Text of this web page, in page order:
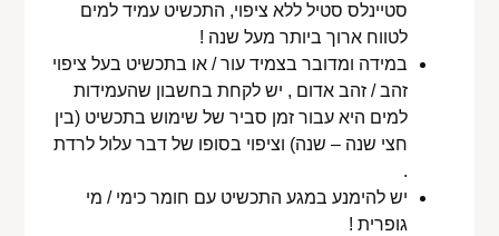
סטיינלס סטיל ללא ציפוי, התכשיט עמיד למים
לטווח ארוך ביותר מעל שנה !
במידה ומדובר בצמיד עור / או בתכשיט בעל ציפוי
זהב / זהב אדום , יש לקחת בחשבון שהעמידות
למים היא עבור זמן סביר של שימוש בתכשיט (בין
חצי שנה – שנה) וציפוי בסופו של דבר עלול לרדת
.
יש להימנע במגע התכשיט עם חומר כימי / מי
גופרית !